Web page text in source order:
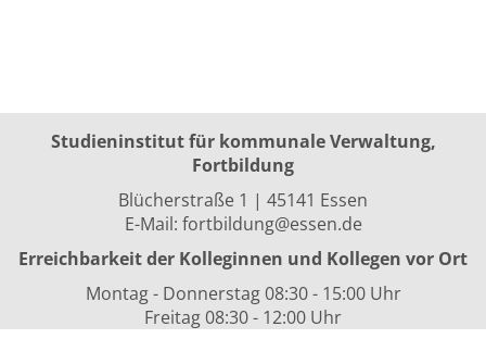
Studieninstitut für kommunale Verwaltung,
Fortbildung
Blücherstraße 1 | 45141 Essen
E-Mail: fortbildung@essen.de
Erreichbarkeit der Kolleginnen und Kollegen vor Ort
Montag - Donnerstag 08:30 - 15:00 Uhr
Freitag 08:30 - 12:00 Uhr